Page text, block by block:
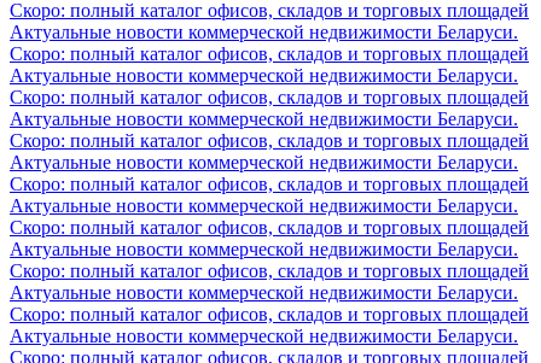
Скоро: полный каталог офисов, складов и торговых площадей
Актуальные новости коммерческой недвижимости Беларуси.
Скоро: полный каталог офисов, складов и торговых площадей
Актуальные новости коммерческой недвижимости Беларуси.
Скоро: полный каталог офисов, складов и торговых площадей
Актуальные новости коммерческой недвижимости Беларуси.
Скоро: полный каталог офисов, складов и торговых площадей
Актуальные новости коммерческой недвижимости Беларуси.
Скоро: полный каталог офисов, складов и торговых площадей
Актуальные новости коммерческой недвижимости Беларуси.
Скоро: полный каталог офисов, складов и торговых площадей
Актуальные новости коммерческой недвижимости Беларуси.
Скоро: полный каталог офисов, складов и торговых площадей
Актуальные новости коммерческой недвижимости Беларуси.
Скоро: полный каталог офисов, складов и торговых площадей
Актуальные новости коммерческой недвижимости Беларуси.
Скоро: полный каталог офисов, складов и торговых площадей